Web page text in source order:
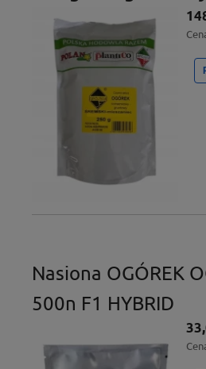
Nasiona OGÓREK
500n F1 HYBRID